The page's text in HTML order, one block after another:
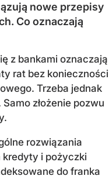
nowe przepisy
Co oznaczają
z bankami oznaczają
rat bez konieczności
Trzeba jednak
złożenie pozwu
rozwiązania
i pożyczki
do franka